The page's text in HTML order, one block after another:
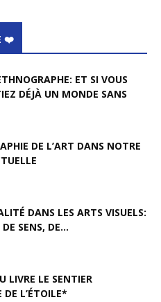
❤️
ET SI VOUS
DÉJÀ UN MONDE SANS
DE L’ART DANS NOTRE
DANS LES ARTS VISUELS:
SENS, DE...
LIVRE LE SENTIER
DE L’ÉTOILE*